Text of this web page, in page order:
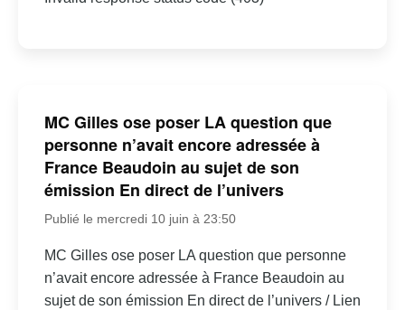
MC Gilles ose poser LA question que
personne n’avait encore adressée à
France Beaudoin au sujet de son
émission En direct de l’univers
Publié le mercredi 10 juin à 23:50
MC Gilles ose poser LA question que personne
n’avait encore adressée à France Beaudoin au
sujet de son émission En direct de l’univers / Lien